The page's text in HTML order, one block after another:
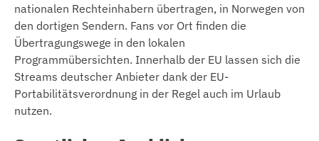
nationalen Rechteinhabern übertragen, in Norwegen von
den dortigen Sendern. Fans vor Ort finden die
Übertragungswege in den lokalen
Programmübersichten. Innerhalb der EU lassen sich die
Streams deutscher Anbieter dank der EU-
Portabilitätsverordnung in der Regel auch im Urlaub
nutzen.